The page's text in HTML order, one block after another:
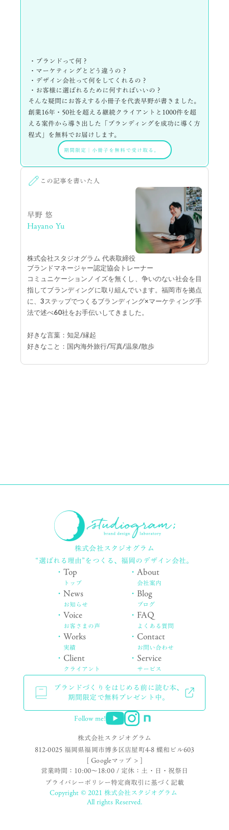
・ブランドって何？
・マーケティングとどう違うの？
・デザイン会社って何をしてくれるの？
・お客様に選ばれるために何すればいいの？
そんな疑問にお答えする小冊子を代表早野が書きました。
創業16年・50社を超える継続クライアントと1000件を超
える案件から導き出した「ブランディングを成功に導く方
程式」を無料でお届けします。
期間限定 ｜ 小冊子を無料で受け取る。
この記事を書いた人
早野 悠
Hayano Yu
株式会社スタジオグラム 代表取締役
ブランドマネージャー認定協会トレーナー
コミュニケーションノイズを無くし、争いのない社会を目
指してブランディングに取り組んでいます。福岡市を拠点
に、3ステップでつくるブランディング×マーケティング手
法で述べ60社をお手伝いしてきました。
好きな言葉：知足/縁起
好きなこと：国内海外旅行/写真/温泉/散歩
株式会社スタジオグラム
“選ばれる理由”をつくる、福岡のデザイン会社。
・Top
トップ
・News
お知らせ
・Voice
お客さまの声
・Works
実績
・ Client
クライアント
・About
会社案内
・ Blog
ブログ
・ FAQ
よくある質問
・ Contact
お問い合わせ
・ Service
サービス
ブランドづくりをはじめる前に読む本、
期間限定で無料プレゼント中。
Follow me!
株式会社スタジオグラム
812-0025 福岡県福岡市博多区店屋町4-8 蝶和ビル603
[ Googleマップ > ]
営業時間：10:00〜18:00 / 定休：土・日・祝祭日
プライバシーポリシー特定商取引に基づく記載
Copyright © 2021 株式会社スタジオグラム
All rights Reserved.